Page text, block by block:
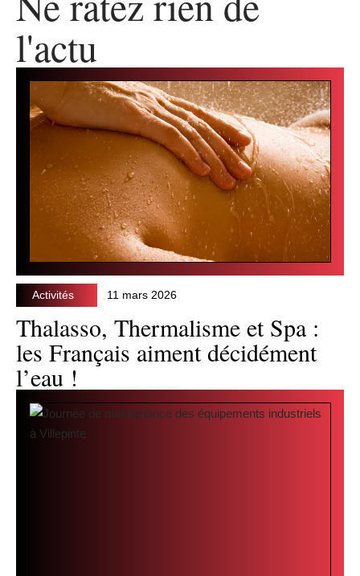
l'actu
Activités 11 mars 2026
Thalasso, Thermalisme et Spa :
les Français aiment décidément
l’eau !